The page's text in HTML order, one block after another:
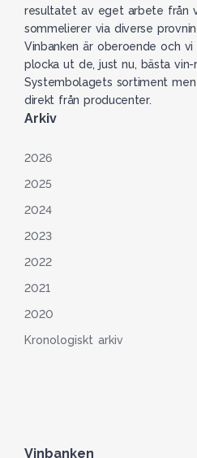
resultatet av eget arbete från
sommelierer via diverse
Vinbanken är oberoende och
plocka ut de, just nu, bästa
Systembolagets sortiment
direkt från producenter.
Arkiv
2026
2025
2024
2023
2022
2021
2020
Kronologiskt arkiv
Vinbanken